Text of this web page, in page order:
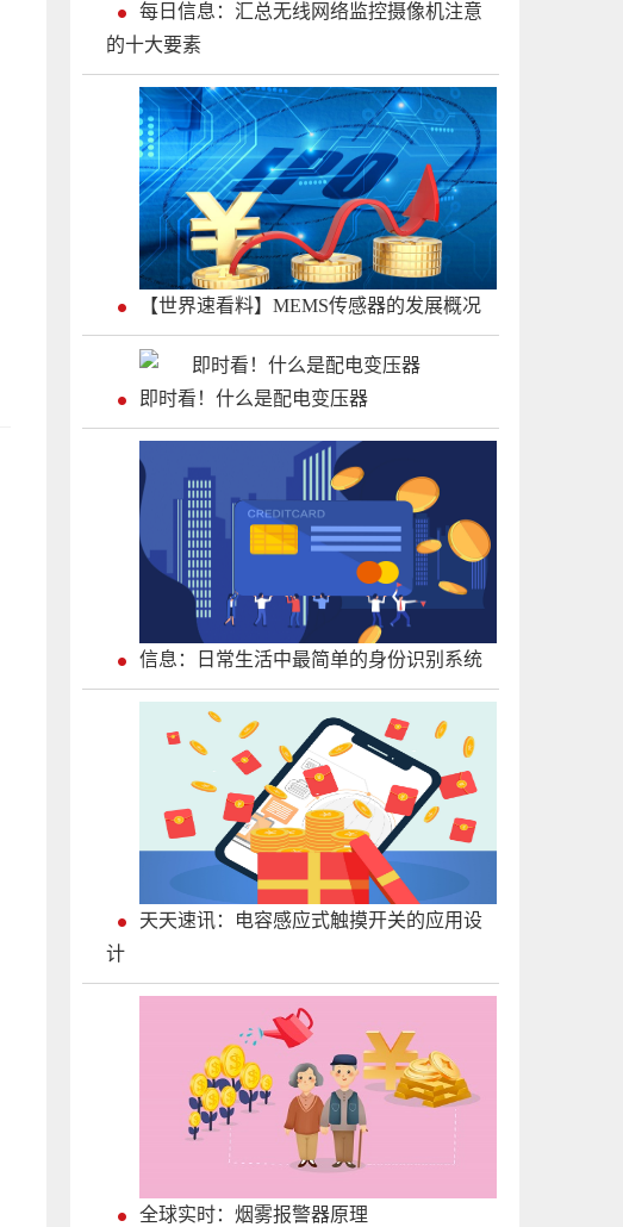
每日信息：汇总无线网络监控摄像机注意
的十大要素
【世界速看料】MEMS传感器的发展概况
即时看！什么是配电变压器
信息：日常生活中最简单的身份识别系统
天天速讯：电容感应式触摸开关的应用设
计
全球实时：烟雾报警器原理